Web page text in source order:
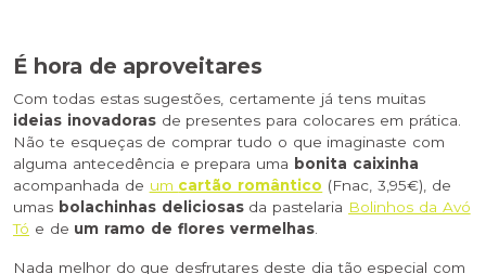
É hora de aproveitares
Com todas estas sugestões, certamente já tens muitas
ideias inovadoras de presentes para colocares em prática.
Não te esqueças de comprar tudo o que imaginaste com
alguma antecedência e prepara uma bonita caixinha
acompanhada de um cartão romântico (Fnac, 3,95€), de
umas bolachinhas deliciosasda pastelaria Bolinhos da Avó
Tó e de um ramo de flores vermelhas.
Nada melhor do que desfrutares deste dia tão especial com